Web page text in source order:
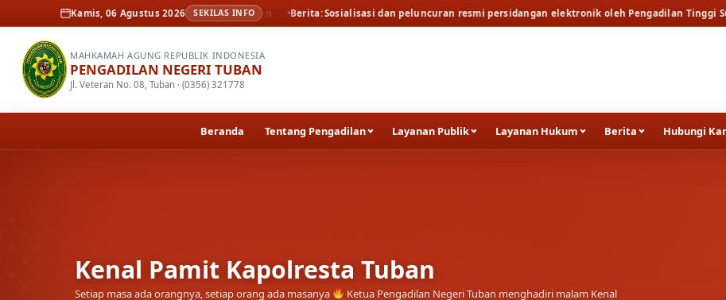
Kamis, 06 Agustus 2026 SEKILAS INFO
Kenal Pamit Kapolresta Tuban Berita Sosialisasi dan peluncuran resmi persidangan elektronik oleh Pengadilan Tinggi Surabaya Berita
MAHKAMAH AGUNG REPUBLIK INDONESIA
PENGADILAN NEGERI TUBAN
Jl. Veteran No. 08, Tuban · (0356) 321778
Beranda Tentang Pengadilan Layanan Publik Layanan Hukum Berita Hubungi
Kenal Pamit Kapolresta Tuban
Setiap masa ada orangnya, setiap orang ada masanya
Ketua Pengadilan Negeri Tuban menghadiri malam Kenal